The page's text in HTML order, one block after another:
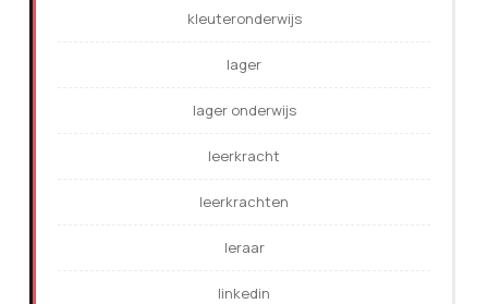
kleuteronderwijs
lager
lager onderwijs
leerkracht
leerkrachten
leraar
linkedin